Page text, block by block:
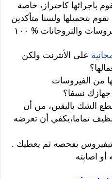
بتحميلها ولسنا متأكدين
والتروجانات % ١٠٠
على الأنترنت ولكن
من الفيروسات
جهازك نسفا؟
الشك باليقين، من أن
تماما،يكفي أن تعرضه
. الموقع ليقوم أكثر من 47 أنتيفيروس بفحصه ثم يعطيك
أو اصابته